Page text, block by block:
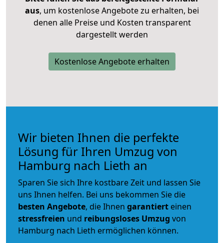
aus, um kostenlose Angebote zu erhalten, bei
denen alle Preise und Kosten transparent
dargestellt werden
Kostenlose Angebote erhalten
Wir bieten Ihnen die perfekte
Lösung für Ihren Umzug von
Hamburg nach Lieth an
Sparen Sie sich Ihre kostbare Zeit und lassen Sie
uns Ihnen helfen. Bei uns bekommen Sie die
besten Angebote, die Ihnen garantiert einen
stressfreien und reibungsloses Umzug von
Hamburg nach Lieth ermöglichen können.